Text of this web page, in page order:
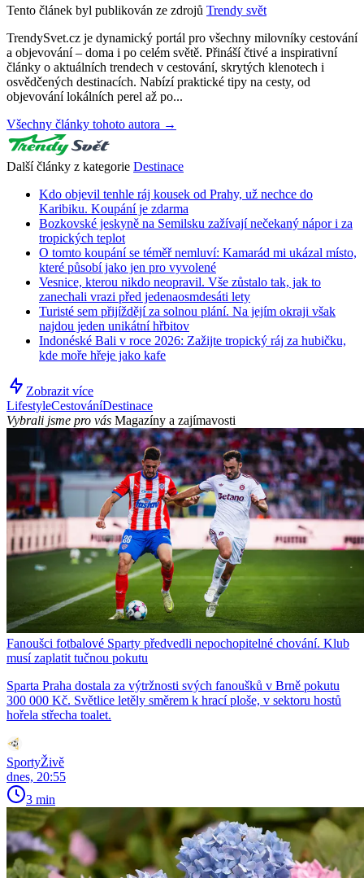
Tento článek byl publikován ze zdrojů Trendy svět
TrendySvet.cz je dynamický portál pro všechny milovníky cestování
a objevování – doma i po celém světě. Přináší čtivé a inspirativní
články o aktuálních trendech v cestování, skrytých klenotech i
osvědčených destinacích. Nabízí praktické tipy na cesty, od
objevování lokálních perel až po...
Všechny články tohoto autora →
Další články z kategorie Destinace
Kdo objevil tenhle ráj kousek od Prahy, už nechce do
Karibiku. Koupání je zdarma
Bozkovské jeskyně na Semilsku zažívají nečekaný nápor i za
tropických teplot
O tomto koupání se téměř nemluví: Kamarád mi ukázal místo,
které působí jako jen pro vyvolené
Vesnice, kterou nikdo neopravil. Vše zůstalo tak, jak to
zanechali vrazi před jedenaosmdesáti lety
Turisté sem přijíždějí za solnou plání. Na jejím okraji však
najdou jeden unikátní hřbitov
Indonéské Bali v roce 2026: Zažijte tropický ráj za hubičku,
kde moře hřeje jako kafe
Zobrazit více
LifestyleCestováníDestinace
Vybrali jsme pro vás Magazíny a zajímavosti
Fanoušci fotbalové Sparty předvedli nepochopitelné chování. Klub
musí zaplatit tučnou pokutu
Sparta Praha dostala za výtržnosti svých fanoušků v Brně pokutu
300 000 Kč. Světlice letěly směrem k hrací ploše, v sektoru hostů
hořela střecha toalet.
SportyŽivě
dnes, 20:55
3 min